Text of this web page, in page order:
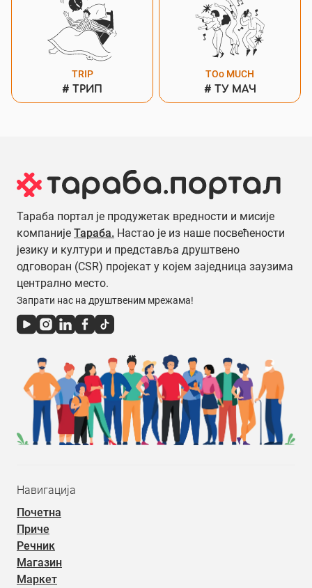
TRIP
# ТРИП
TOо MUCH
# ТУ МАЧ
Тараба портал је продужетак вредности и мисије
компаније Тараба. Настао је из наше посвећености
језику и култури и представља друштвено
одговоран (CSR) пројекат у којем заједница заузима
централно место.
Запрати нас на друштвеним мрежама!
Навигација
Почетна
Приче
Речник
Магазин
Маркет